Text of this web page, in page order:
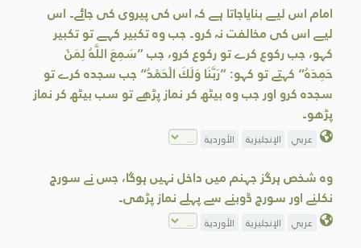
امام اس لیے بنایاجاتا ہے کہ اس کی پیروی کی جائے۔ اس
لیے اس کی مخالفت نہ کرو۔ جب وہ تکبیر کہے تو تکبیر
کہو، جب رکوع کرے تو رکوع کرو، جب ”سَمِعَ اللَّهُ لِمَنْ
حَمِدَهُ“ کہتے تو کہو: ”رَبَّنَا وَلَكَ الْحَمْدُ“ جب سجدہ کرے تو
سجدہ کرو اور جب وہ بیٹھ کر نماز پڑھے تو سب بیٹھ کر نماز
پڑھو۔
عربي الإنجليزية الأوردية
وہ شخص ہرگز جہنم میں داخل نہيں ہوگا، جس نے سورج
نکلنے اور سورج ڈوبنے سے پہلے نماز پڑھی۔
عربي الإنجليزية الأوردية